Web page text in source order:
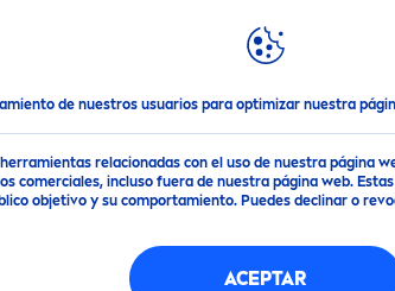
de nuestros usuarios para optimizar nuestra
relacionadas con el uso de nuestra página
comerciales, incluso fuera de nuestra página web.
objetivo y su comportamiento. Puedes declinar o
ACEPTAR
MUNDONIVEA
PRODUCTOS
/ Soft Care Shower